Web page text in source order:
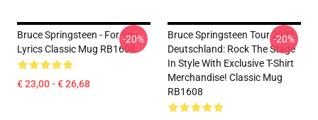
Bruce Springsteen - For You
Lyrics Classic Mug RB1608
€ 23,00 - € 26,68
-20%
Bruce Springsteen Tour 2023
Deutschland: Rock The Stage
In Style With Exclusive T-Shirt
Merchandise! Classic Mug
RB1608
-20%